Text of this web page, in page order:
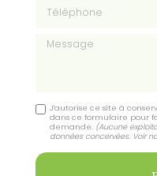
Message
J'autorise ce site à
dans ce formulaire pour
demande. (Aucune
données concervées. Voir